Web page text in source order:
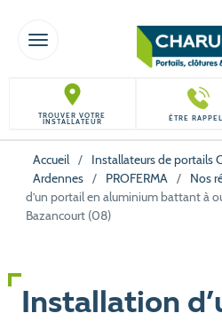
TOGGLE NAVIGATION
TROUVER VOTRE
INSTALLATEUR ÊTRE
Accueil / Installateurs de portails
Ardennes / PROFERMA / Nos
d’un portail en aluminium battant à
Bazancourt (08)
Installation